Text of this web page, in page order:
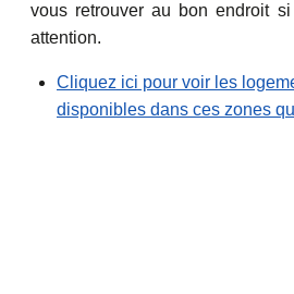
vous retrouver au bon endroit
attention.
Cliquez ici pour voir les
disponibles dans ces zones